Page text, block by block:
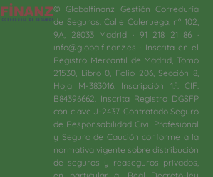
© Globalfinanz Gestión Correduría
de Seguros. Calle Caleruega, nº 102,
9A, 28033 Madrid · 91 218 21 86 ·
info@globalfinanz.es · Inscrita en el
Registro Mercantil de Madrid, Tomo
21530, Libro 0, Folio 206, Sección 8,
Hoja M-383016. Inscripción 1.ª. CIF.
B84396662. Inscrita Registro DGSFP
con clave J-2437. Contratado Seguro
de Responsabilidad Civil Profesional
y Seguro de Caución conforme a la
normativa vigente sobre distribución
de seguros y reaseguros privados,